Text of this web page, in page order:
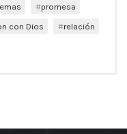
promesa
con Dios
relación